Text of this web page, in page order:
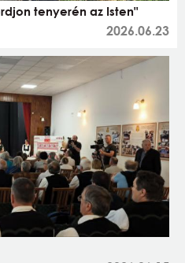
tenyerén az Isten"
2026.06.23